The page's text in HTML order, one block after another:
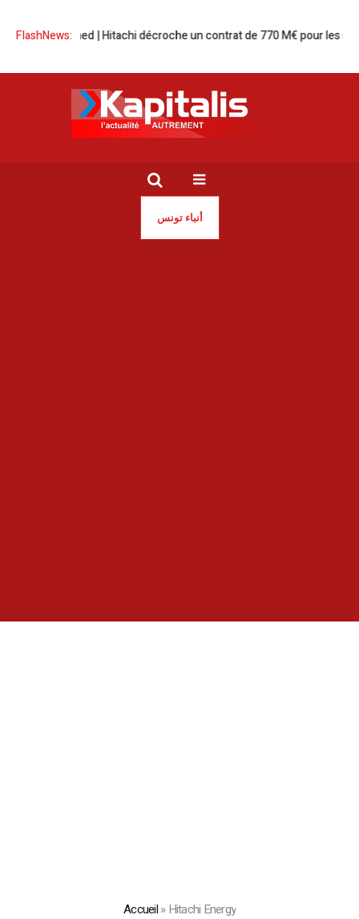
FlashNews:
Projet Elmed | Hitachi décroche un contrat de 770 M€ pour les
أنباء تونس
Accueil»Hitachi Energy